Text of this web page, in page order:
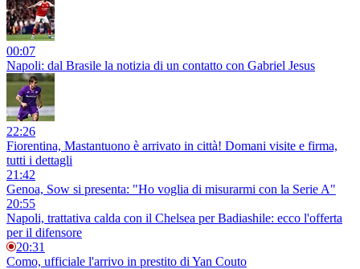
00:07
Napoli: dal Brasile la notizia di un contatto con Gabriel Jesus
22:26
Fiorentina, Mastantuono è arrivato in città! Domani visite e firma,
tutti i dettagli
21:42
Genoa, Sow si presenta: "Ho voglia di misurarmi con la Serie A"
20:55
Napoli, trattativa calda con il Chelsea per Badiashile: ecco l'offerta
per il difensore
20:31
Como, ufficiale l'arrivo in prestito di Yan Couto